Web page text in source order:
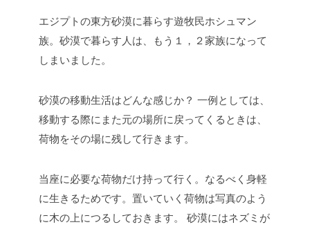
エジプトの東方砂漠に暮らす遊牧民ホシュマン
族。砂漠で暮らす人は、もう１，２家族になって
しまいました。
砂漠の移動生活はどんな感じか？ 一例としては、
移動する際にまた元の場所に戻ってくるときは、
荷物をその場に残して行きます。
当座に必要な荷物だけ持って行く。なるべく身軽
に生きるためです。置いていく荷物は写真のよう
に木の上につるしておきます。
砂漠にはネズミが